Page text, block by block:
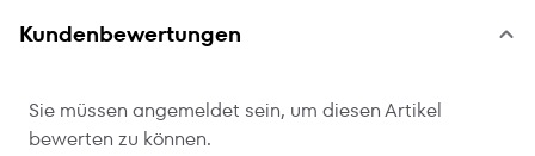
Kundenbewertungen
Sie müssen angemeldet sein, um diesen Artikel
bewerten zu können.